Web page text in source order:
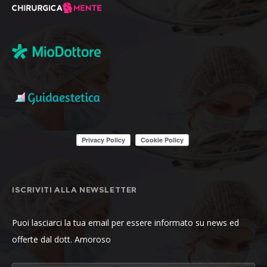
ISCRIVITI ALLA NEWSLETTER
Puoi lasciarci la tua email per essere informato su news ed
offerte dal dott. Amoroso